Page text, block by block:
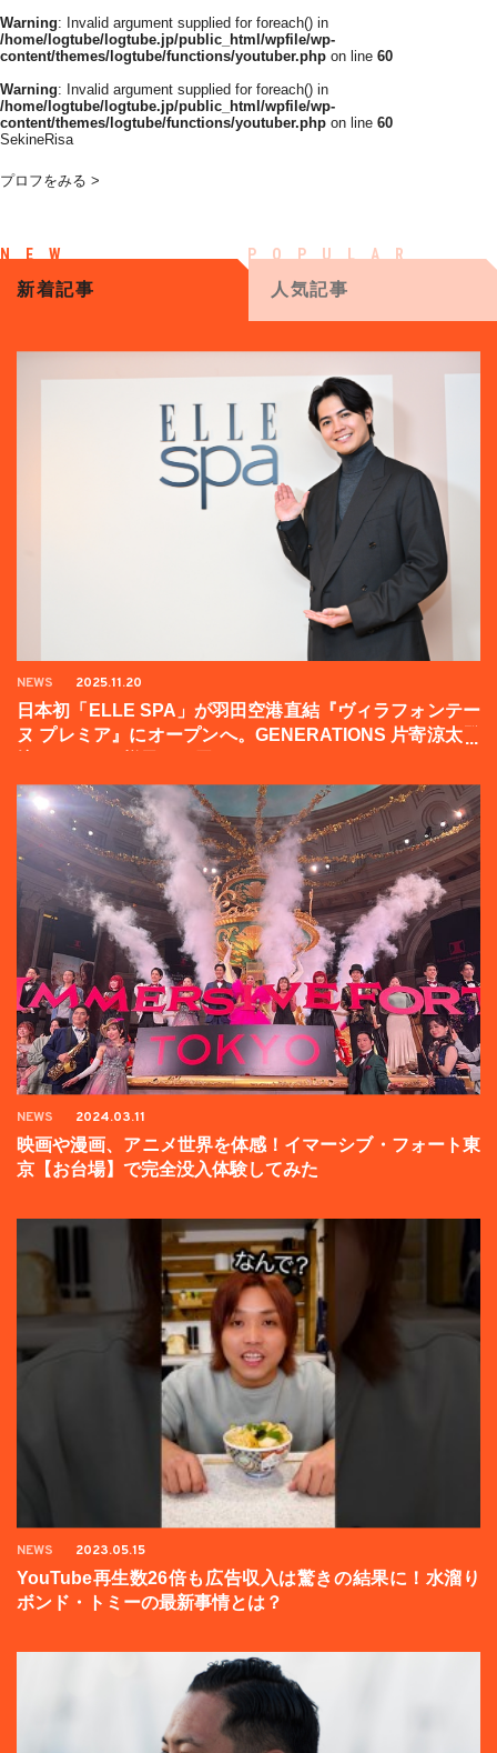
Warning: Invalid argument supplied for foreach() in
/home/logtube/logtube.jp/public_html/wpfile/wp-
content/themes/logtube/functions/youtuber.php on line 60
Warning: Invalid argument supplied for foreach() in
/home/logtube/logtube.jp/public_html/wpfile/wp-
content/themes/logtube/functions/youtuber.php on line 60
SekineRisa
プロフをみる >
新着記事 人気記事
NEWS 2025.11.20
日本初「ELLE SPA」が羽田空港直結『ヴィラフォンテー
ヌ プレミア』にオープンへ。GENERATIONS 片寄涼太登
NEWS 2024.03.11
映画や漫画、アニメ世界を体感！イマーシブ・フォート東
京【お台場】で完全没入体験してみた
NEWS 2023.05.15
YouTube再生数26倍も広告収入は驚きの結果に！水溜り
ボンド・トミーの最新事情とは？